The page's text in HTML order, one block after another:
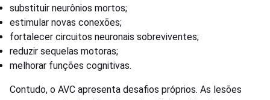
substituir neurônios mortos;
estimular novas conexões;
fortalecer circuitos neuronais sobreviventes;
reduzir sequelas motoras;
melhorar funções cognitivas.
Contudo, o AVC apresenta desafios próprios. As lesões